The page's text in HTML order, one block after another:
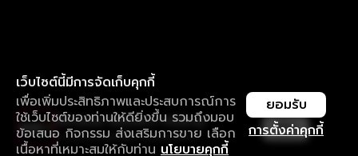
เว็บไซต์นี้มีการจัดเก็บคุกกี้
เพื่อเพิ่มประสิทธิภาพและประสบการณ์การ
ใช้เว็บไซต์ของท่านให้ดียิ่งขึ้น รวมถึงมอบ
ข้อเสนอ กิจกรรม ส่งเสริมการขาย เลือก
เนื้อหาที่เหมาะสมให้กับท่าน นโยบายคุกกี้
การตั้งค่าคุกกี้
ยอมรับ
ใช้งานแอป ลื่นไหลกว่า ไม่มีสะดุด
ดาวน์โหลดแอปเพื่อการรับชมที่ดีกว่า เปิด